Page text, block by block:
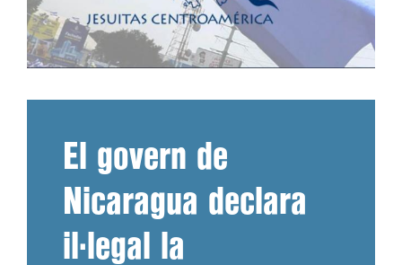
El govern de
Nicaragua declara
il·legal la